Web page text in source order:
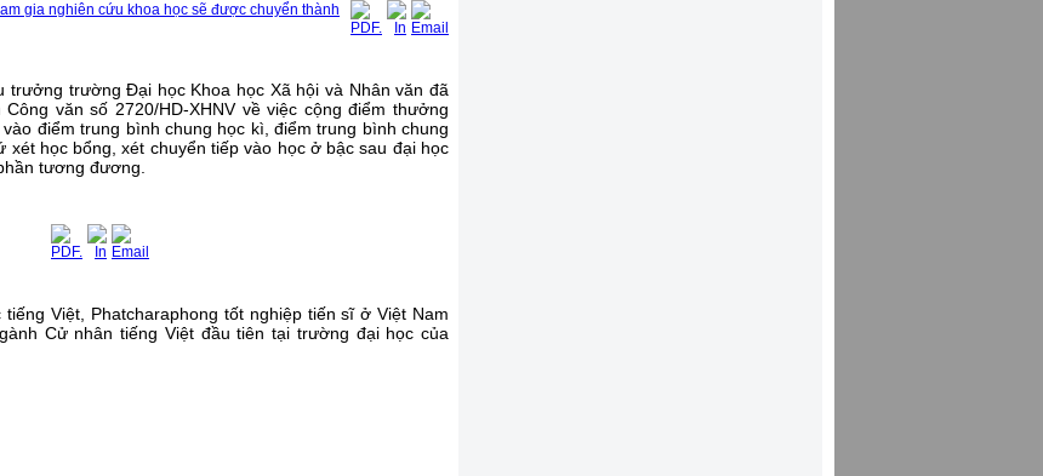
gia nghiên cứu khoa học sẽ được chuyển thành
trưởng trường Đại học Khoa học Xã hội và Nhân văn đã
văn số 2720/HD-XHNV về việc cộng điểm thưởng
điểm trung bình chung học kì, điểm trung bình chung
xét học bổng, xét chuyển tiếp vào học ở bậc sau đại học
tương đương.
Việt, Phatcharaphong tốt nghiệp tiến sĩ ở Việt Nam
Cử nhân tiếng Việt đầu tiên tại trường đại học của